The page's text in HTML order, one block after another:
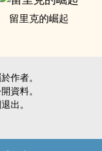
对顾冉勾了勾手
留里克的崛起
作者。
資料。
出。